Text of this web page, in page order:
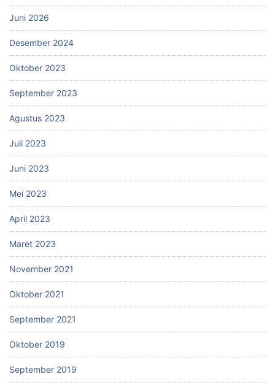
Juni 2026
Desember 2024
Oktober 2023
September 2023
Agustus 2023
Juli 2023
Juni 2023
Mei 2023
April 2023
Maret 2023
November 2021
Oktober 2021
September 2021
Oktober 2019
September 2019